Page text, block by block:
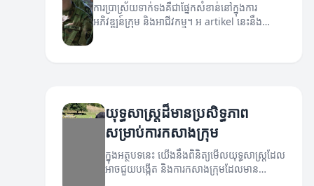
ការប្រាស្រ័យទាក់ទងគឺជាផ្នែកសំខាន់នៅក្នុងការ
អភិវឌ្ឍន៍ក្រុម និងអាជីវកម្ម។ អ artikel នេះនឹង
អញ្ជើញយុទ្ធសាស្ត្រដ៏មានប្រសិទ្ធភាពសម្រាប់ការ
យុទ្ធសាស្ត្រដ៏មានប្រសិទ្ធភាព
សម្រាប់ការកសាងក្រុម
ក្នុងអត្ថបទនេះ យើងនឹងពិនិត្យមើលយុទ្ធសាស្ត្រដែល
អាចជួយបង្កើត និងការកសាងក្រុមដែលមាន
ប្រសិទ្ធភាព។